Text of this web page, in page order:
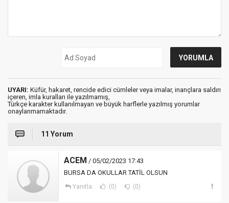
UYARI: Küfür, hakaret, rencide edici cümleler veya imalar, inançlara saldırı
içeren, imla kuralları ile yazılmamış,
Türkçe karakter kullanılmayan ve büyük harflerle yazılmış yorumlar
onaylanmamaktadır.
11 Yorum
ACEM / 05/02/2023 17:43
BURSA DA OKULLAR TATİL OLSUN
Yanıtla (0) (0)